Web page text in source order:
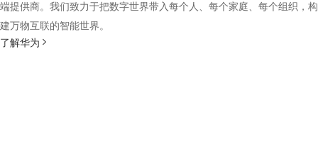
端提供商。我们致力于把数字世界带入每个人、每个家庭、每个组织，构
建万物互联的智能世界。
了解华为